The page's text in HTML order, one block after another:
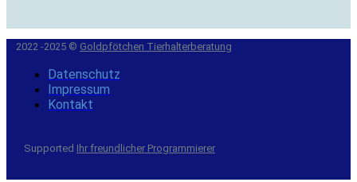
2022 -2025 © Goldpfötchen Tierhalterberatung
Datenschutz
Impressum
Kontakt
Supported Ihr freundlicher Programmierer